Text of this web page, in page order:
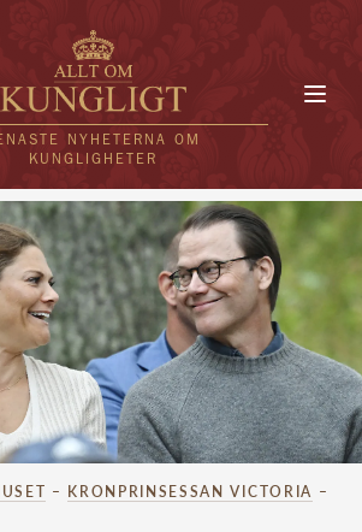
NYHETERNA OM
KUNGLIGHETER
HEM
KUNGAFAMILJEN
UTLÄNDSKT
KÄNDISAR
KUNGAHUS
Svenska kungahuset
– KRONPRINSESSAN VICTORIA –